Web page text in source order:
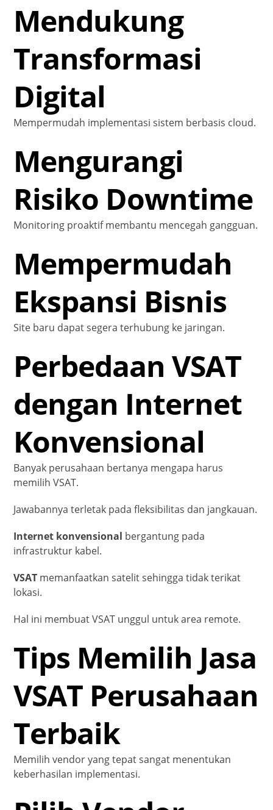
Mendukung
Transformasi
Digital
Mempermudah implementasi sistem berbasis cloud.
Mengurangi
Risiko Downtime
Monitoring proaktif membantu mencegah gangguan.
Mempermudah
Ekspansi Bisnis
Site baru dapat segera terhubung ke jaringan.
Perbedaan VSAT
dengan Internet
Konvensional
Banyak perusahaan bertanya mengapa harus
memilih VSAT.
Jawabannya terletak pada fleksibilitas dan jangkauan.
Internet konvensional bergantung pada
infrastruktur kabel.
VSAT memanfaatkan satelit sehingga tidak terikat
lokasi.
Hal ini membuat VSAT unggul untuk area remote.
Tips Memilih Jasa
VSAT Perusahaan
Terbaik
Memilih vendor yang tepat sangat menentukan
keberhasilan implementasi.